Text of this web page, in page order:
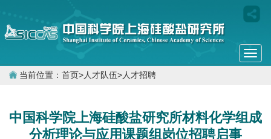
当前位置： 首页>人才队伍>人才招聘
中国科学院上海硅酸盐研究所材料化学组成
分析理论与应用课题组岗位招聘启事